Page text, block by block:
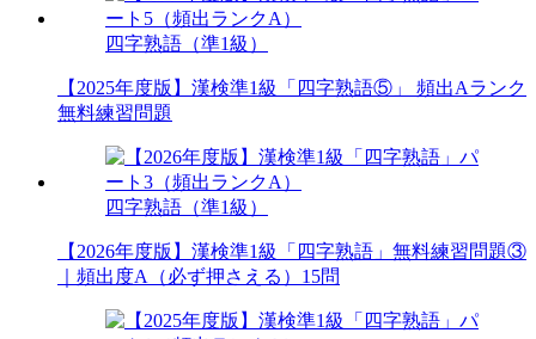
四字熟語（準1級）
【2025年度版】漢検準1級「四字熟語⑤」 頻出Aランク
無料練習問題
四字熟語（準1級）
【2026年度版】漢検準1級「四字熟語」無料練習問題③
｜頻出度A（必ず押さえる）15問